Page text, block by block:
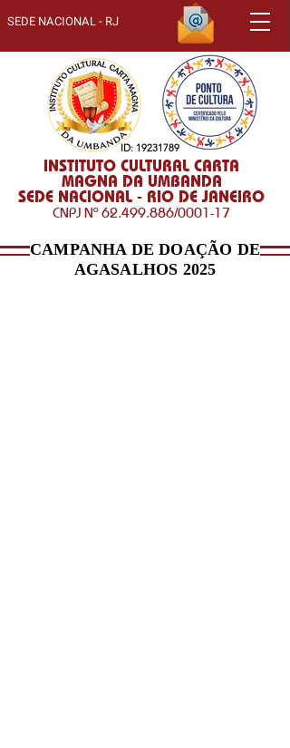
SEDE NACIONAL - RJ
INSTITUTO CULTURAL CARTA
MAGNA DA UMBANDA
SEDE NACIONAL - RIO DE JANEIRO
CNPJ Nº62.499.886/0001-17
ID: 19231789
CAMPANHA DE DOAÇÃO DE
AGASALHOS 2025